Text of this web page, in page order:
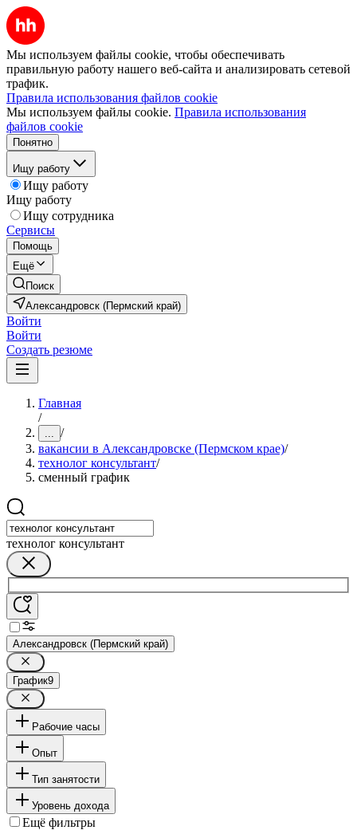
Мы используем файлы cookie, чтобы обеспечивать
правильную работу нашего веб-сайта и анализировать сетевой
трафик.
Правила использования файлов cookie
Мы используем файлы cookie. Правила использования
файлов cookie
Понятно
Ищу работу
Ищу работу
Ищу работу
Ищу сотрудника
Сервисы
Помощь
Ещё
Поиск
Александровск (Пермский край)
Войти
Войти
Создать резюме
Главная
/
... /
вакансии в Александровске (Пермском крае)/
технолог консультант/
сменный график
технолог консультант
Александровск (Пермский край)
График9
Рабочие часы
Опыт
Тип занятости
Уровень дохода
Ещё фильтры